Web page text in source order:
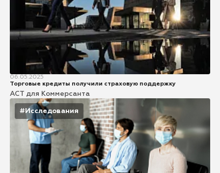
06.05.2025
Торговые кредиты получили страховую поддержку
АСТ для Коммерсанта
#Исследования